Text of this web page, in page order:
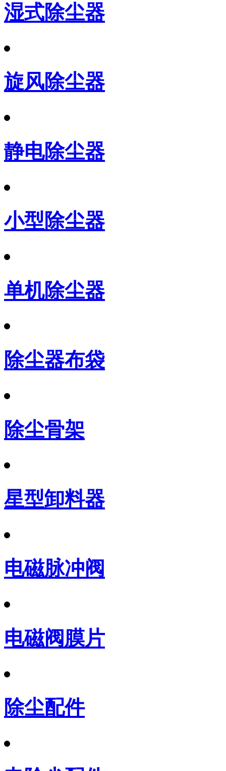
湿式除尘器
旋风除尘器
静电除尘器
小型除尘器
单机除尘器
除尘器布袋
除尘骨架
星型卸料器
电磁脉冲阀
电磁阀膜片
除尘配件